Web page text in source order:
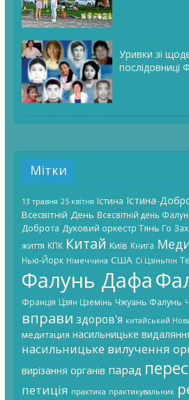
Уривки зі
послідовниці
Мітки
13 травня 25 квітня Істина Істина-
Всесвітній День Всесвітній день
Доброта Духовий оркестр Тянь Го
життя КПК Китай Київ Книга
Нью-Йорк Німеччина США Сі Цзіньпін
Фалунь Дафа
Франція Цзян Цземінь Чжуань Фалунь
вправи здоров'я китайський
медитация насильницьке
насильницьке вилучення
вирізання органів парад
петиція практика практикувальник